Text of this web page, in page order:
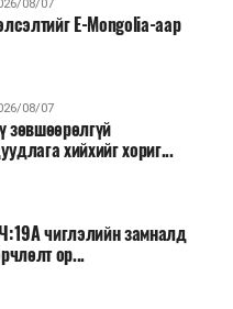
08/07
E-Mongolia-аар
08/07
зөвшөөрөлгүй
хийхийг хориг...
чиглэлийн замналд
ор...